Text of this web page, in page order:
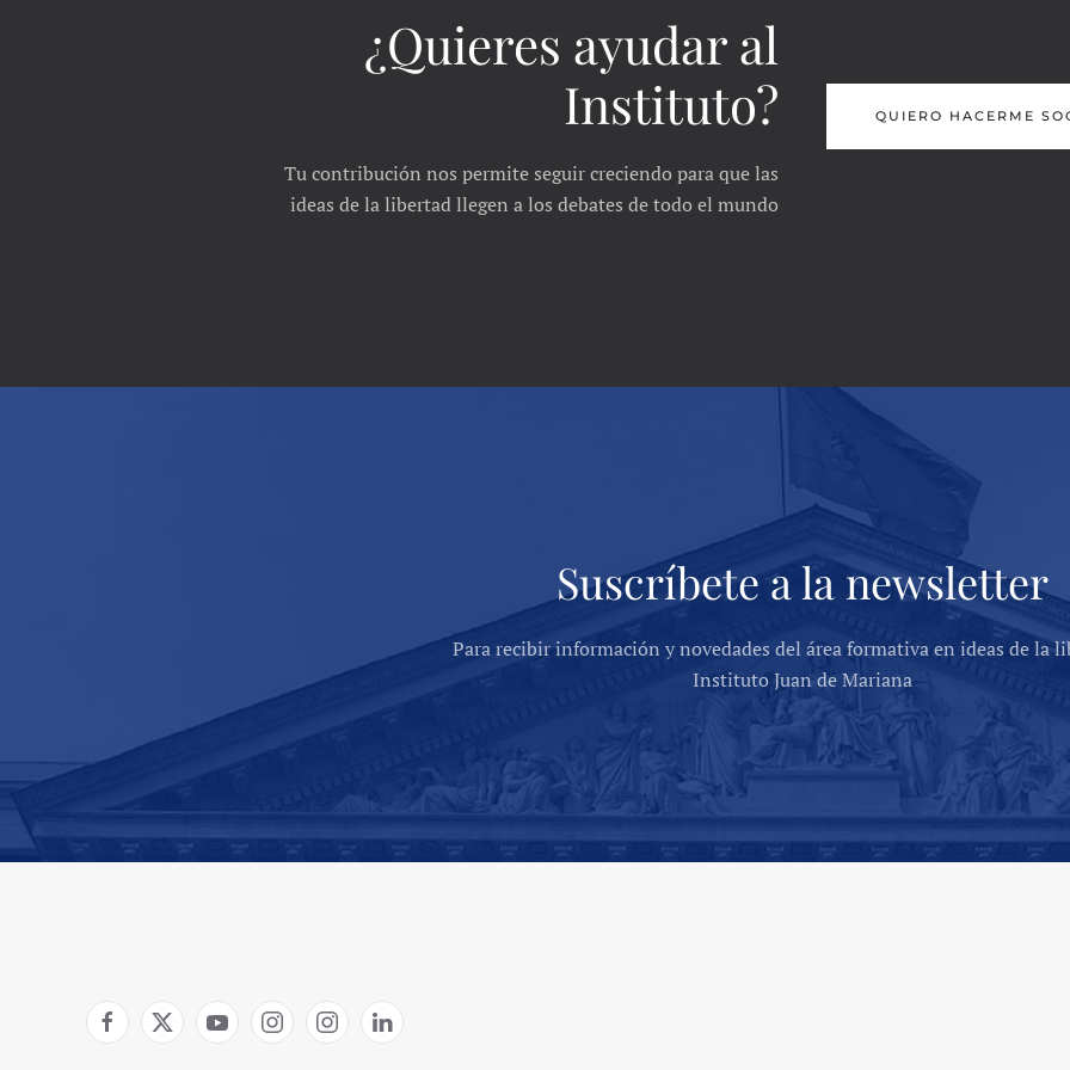
¿Quieres ayudar al
Instituto?
Tu contribución nos permite seguir creciendo para que las
ideas de la libertad llegen a los debates de todo el mundo
QUIERO HACERME
Suscríbete a la newsletter
Para recibir información y novedades del área formativa en ideas de la
Instituto Juan de Mariana